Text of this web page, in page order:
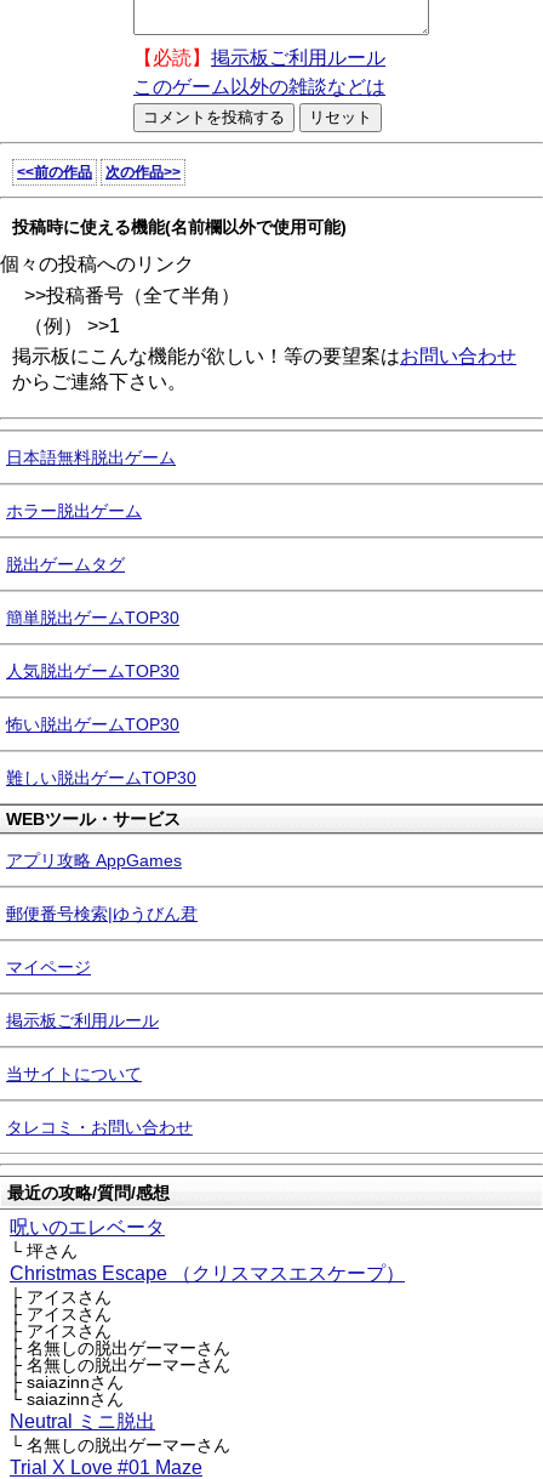
【必読】 掲示板ご利用ルール
このゲーム以外の雑談などは
<<前の作品 次の作品>>
投稿時に使える機能(名前欄以外で使用可能)
個々の投稿へのリンク
>>投稿番号（全て半角）
（例） >>1
掲示板にこんな機能が欲しい！等の要望案はお問い合わせ
からご連絡下さい。
日本語無料脱出ゲーム
ホラー脱出ゲーム
脱出ゲームタグ
簡単脱出ゲームTOP30
人気脱出ゲームTOP30
怖い脱出ゲームTOP30
難しい脱出ゲームTOP30
WEBツール・サービス
アプリ攻略 AppGames
郵便番号検索|ゆうびん君
マイページ
掲示板ご利用ルール
当サイトについて
タレコミ・お問い合わせ
最近の攻略/質問/感想
呪いのエレベータ
└ 坪さん
Christmas Escape （クリスマスエスケープ）
├ アイスさん
├ アイスさん
├ アイスさん
├ 名無しの脱出ゲーマーさん
├ 名無しの脱出ゲーマーさん
├ saiazinnさん
└ saiazinnさん
Neutral ミニ脱出
└ 名無しの脱出ゲーマーさん
Trial X Love #01 Maze